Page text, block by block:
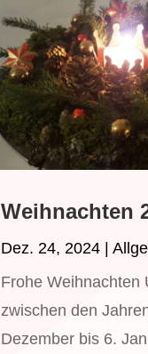
Weihnachten
Dez. 24, 2024|
Frohe Weihnachten
zwischen den
Dezember bis 6.